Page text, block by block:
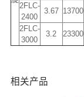
2FLC-
2400
3.67 13700
2FLC-
3000
3.2 23300
相关产品